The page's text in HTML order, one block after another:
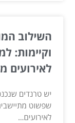
השילוב
וקיימות:
לאירועים
יש טרנדים
שפשוט
לאירועים...